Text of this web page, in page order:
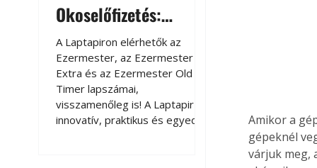
Okoselőfizetés:
Ezermester Extra
A Laptapiron elérhetők az
Ezermester, az Ezermester
Extra és az Ezermester Old
Timer lapszámai,
visszamenőleg is! A Laptapir új,
innovatív, praktikus és egyedi
innovatív, praktikus
megoldás a
magazinok digitális
Amikor a
gépeknél
várjuk meg,